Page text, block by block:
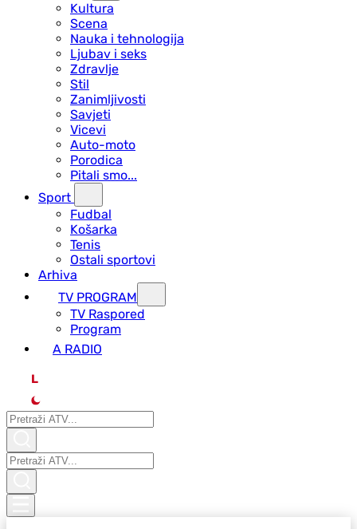
Kultura
Scena
Nauka i tehnologija
Ljubav i seks
Zdravlje
Stil
Zanimljivosti
Savjeti
Vicevi
Auto-moto
Porodica
Pitali smo...
Sport
Fudbal
Košarka
Tenis
Ostali sportovi
Arhiva
TV PROGRAM
ТV Raspored
Program
A RADIO
L